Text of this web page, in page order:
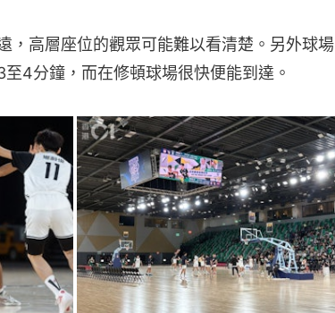
，高層座位的觀眾可能難以看清楚。另外球場
4分鐘，而在修頓球場很快便能到達。